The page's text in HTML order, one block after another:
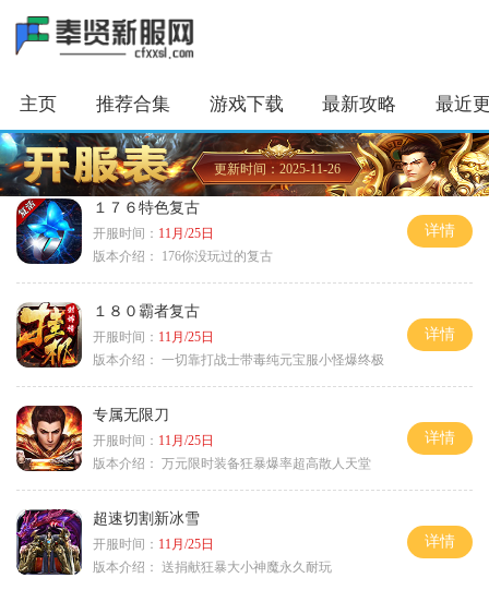
主页 推荐合集 游戏下载 最新攻略 最近
更新时间：2025-11-26
１７６特色复古
开服时间： 11月/25日
版本介绍：
176你没玩过的复古
详情
１８０霸者复古
开服时间： 11月/25日
版本介绍： 一切靠打战士带毒纯元宝服小怪爆终极
详情
专属无限刀
开服时间： 11月/25日
版本介绍： 万元限时装备狂暴爆率超高散人天堂
详情
超速切割新冰雪
开服时间： 11月/25日
版本介绍： 送捐献狂暴大小神魔永久耐玩
详情